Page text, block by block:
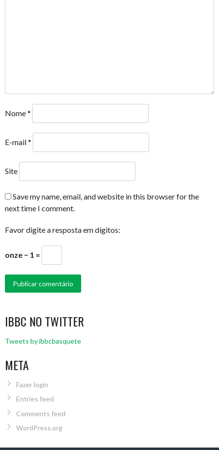
Nome*
E-mail*
Site
Save my name, email, and website in this browser for the
next time I comment.
Favor digite a resposta em dígitos:
onze − 1 =
IBBC NO TWITTER
Tweets by ibbcbasquete
META
Fazer login
Entries feed
Comments feed
WordPress.org